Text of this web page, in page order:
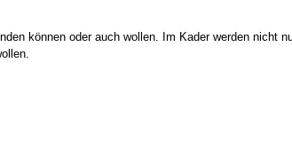
können oder auch wollen. Im Kader werden nicht